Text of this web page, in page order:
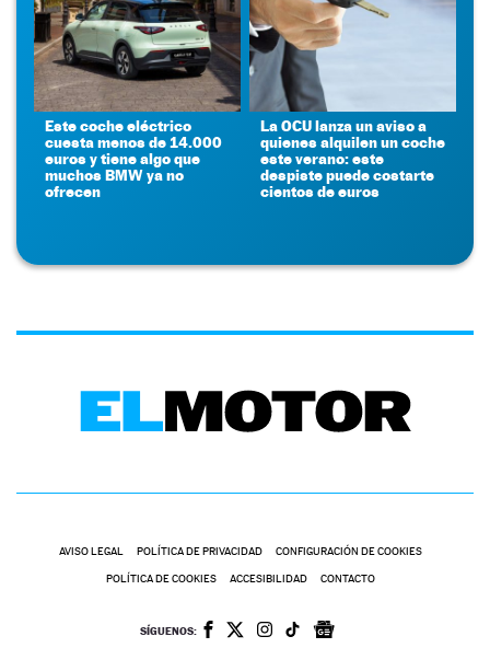
Este coche eléctrico
cuesta menos de 14.000
euros y tiene algo que
muchos BMW ya no
ofrecen
La OCU lanza un aviso a
quienes alquilen un coche
este verano: este
despiste puede costarte
cientos de euros
AVISO LEGAL POLÍTICA DE PRIVACIDAD CONFIGURACIÓN DE COOKIES
POLÍTICA DE COOKIES ACCESIBILIDAD CONTACTO
SÍGUENOS: